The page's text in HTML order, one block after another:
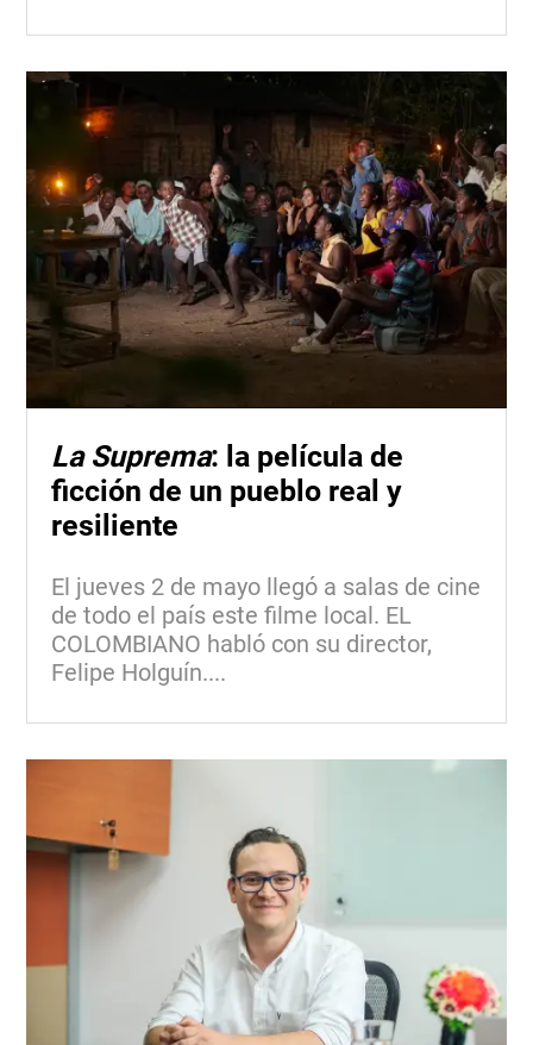
La Suprema: la película de
ficción de un pueblo real y
resiliente
El jueves 2 de mayo llegó a salas de cine
de todo el país este filme local. EL
COLOMBIANO habló con su director,
Felipe Holguín....